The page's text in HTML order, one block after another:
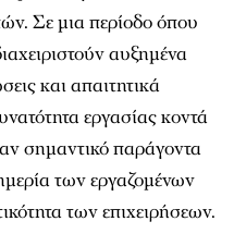
Σε μια περίοδο όπου
αυξημένα
και απαιτητικά
εργασίας κοντά
σημαντικό παράγοντα
των εργαζομένων
των επιχειρήσεων.